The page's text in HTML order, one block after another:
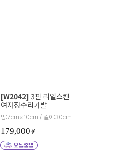
[W2042] 3핀 리얼스킨
여자정수리가발
망:7cm×10cm / 길이:30cm
179,000원